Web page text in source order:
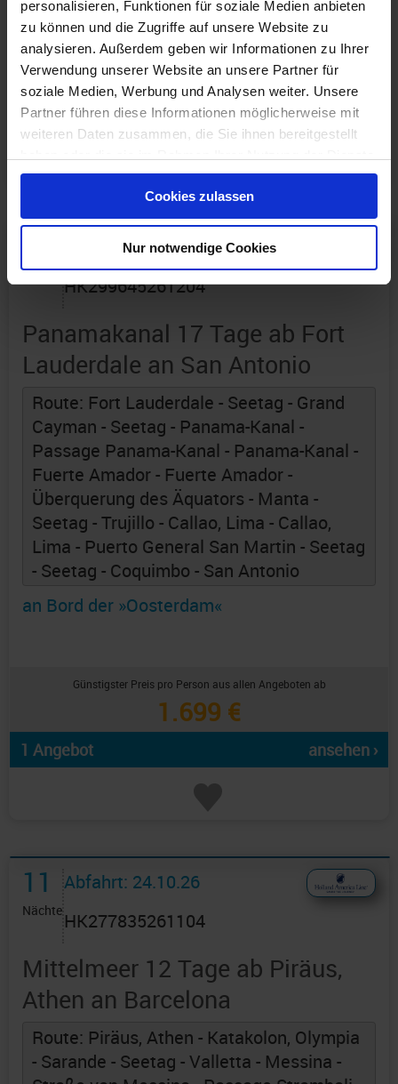
personalisieren, Funktionen für soziale Medien anbieten
zu können und die Zugriffe auf unsere Website zu
analysieren. Außerdem geben wir Informationen zu Ihrer
Verwendung unserer Website an unsere Partner für
soziale Medien, Werbung und Analysen weiter. Unsere
Partner führen diese Informationen möglicherweise mit
weiteren Daten zusammen, die Sie ihnen bereitgestellt
gesammelt haben.
Cookies zulassen
Nur notwendige Cookies
Günstigster Preis pro Person aus allen Angeboten ab
1.499 €
1 Angebot ansehen ›
Nächte
Abfahrt: 18.11.26
HK299645261204
Panamakanal 17 Tage ab Fort
Lauderdale an San Antonio
Route: Fort Lauderdale - Seetag - Grand
Cayman - Seetag - Panama-Kanal -
Passage Panama-Kanal - Panama-Kanal -
Fuerte Amador - Fuerte Amador -
Überquerung des Äquators - Manta -
Seetag - Trujillo - Callao, Lima - Callao,
Lima - Puerto General San Martin - Seetag
- Seetag - Coquimbo - San Antonio
an Bord der »Oosterdam«
Günstigster Preis pro Person aus allen Angeboten ab
1.699 €
1 Angebot ansehen ›
11
Nächte
Abfahrt: 24.10.26
HK277835261104
Mittelmeer 12 Tage ab Piräus,
Athen an Barcelona
Route: Piräus, Athen - Katakolon, Olympia
- Sarande - Seetag - Valletta - Messina -